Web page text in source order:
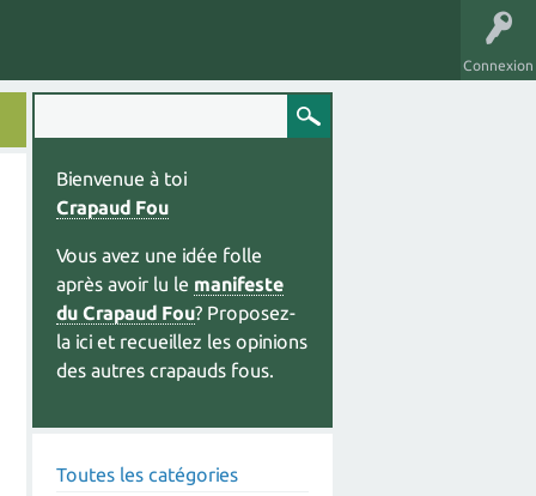
Connexion
Bienvenue à toi
Crapaud Fou
Vous avez une idée folle
après avoir lu le manifeste
du Crapaud Fou? Proposez-
la ici et recueillez les opinions
des autres crapauds fous.
Toutes les catégories